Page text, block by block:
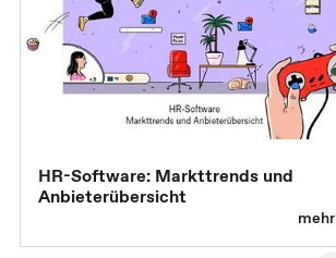
HR-Software: Markttrends und
Anbieterübersicht
mehr